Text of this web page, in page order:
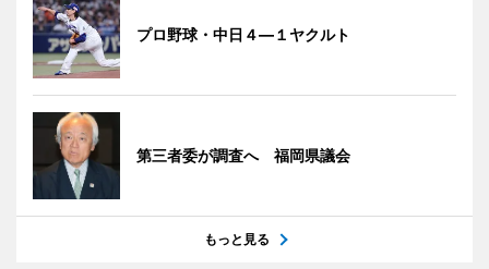
プロ野球・中日４―１ヤクルト
第三者委が調査へ 福岡県議会
もっと見る